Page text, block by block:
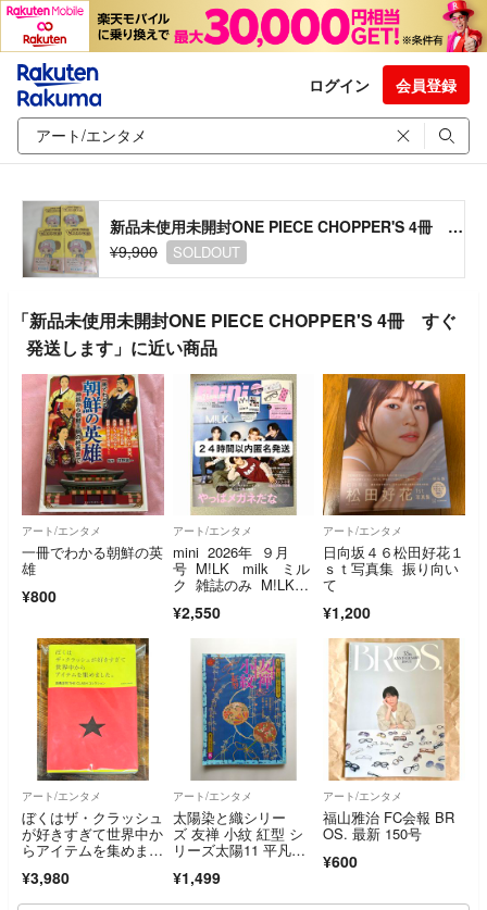
ログイン 会員登録
新品未使用未開封ONE PIECE CHOPPER'S 4冊 すぐ発送します
¥9,900
SOLDOUT
「新品未使用未開封ONE PIECE CHOPPER'S 4冊 すぐ
発送します」に近い商品
アート/エンタメ
一冊でわかる朝鮮の英
雄
¥800
アート/エンタメ
mini 2026年 ９月
号 M!LK milk ミル
ク 雑誌のみ M!LKス
別付録 サングラスな
¥2,550
アート/エンタメ
日向坂４６松田好花１
ｓｔ写真集 振り向い
て
¥1,200
アート/エンタメ
ぼくはザ・クラッシュ
が好きすぎて世界中か
らアイテムを集めまし
¥3,980
アート/エンタメ
太陽染と織シリー
ズ 友禅 小紋 紅型 シ
リーズ太陽11 平凡社1
¥1,499
アート/エンタメ
福山雅治 FC会報 BR
OS. 最新 150号
¥600